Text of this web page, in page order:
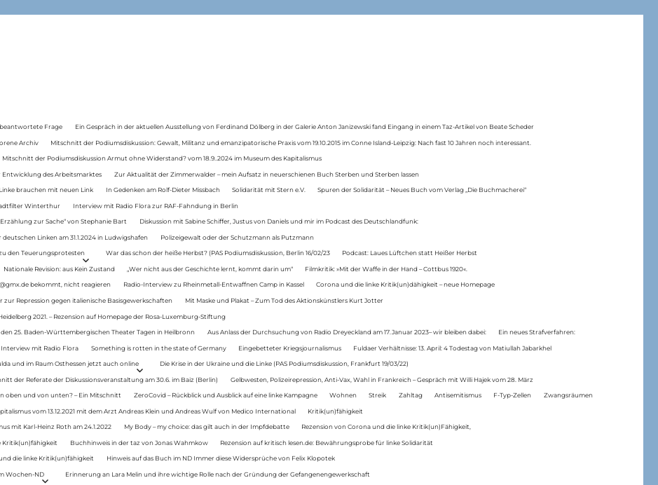
Frage Ein Gespräch in der aktuellen Ausstellung von Ferdinand Dölberg in der Galerie Anton Janizewski fand Eingang in einem Taz-Artikel von Beate Scheder
Archiv Mitschnitt der Podiumsdiskussion: Gewalt, Militanz und emanzipatorische Praxis vom 19.10.2015 im Conne Island-Leipzig: Nach fast 10 Jahren noch interessant.
Mitschnitt der Podiumsdiskussion Armut ohne Widerstand? vom 18.9..2024 im Museum des Kapitalismus
Entwicklung des Arbeitsmarktes Zur Aktualität der Zimmerwalder – mein Aufsatz in neuerschienen Buch Sterben und Sterben lassen
brauchen mit neuen Link In Gedenken am Rolf-Dieter Missbach Solidarität mit Stern e.V. Spuren der Solidarität – Neues Buch vom Verlag „Die Buchmacherei“
Winterthur Interview mit Radio Flora zur RAF-Fahndung in Berlin
zur Sache“ von Stephanie Bart Diskussion mit Sabine Schiffer, Justus von Daniels und mir im Podcast des Deutschlandfunk:
Linken am 31.1.2024 in Ludwigshafen Polizeigewalt oder der Schutzmann als Putzmann
den Teuerungsprotesten War das schon der heiße Herbst? (PAS Podiumsdiskussion, Berlin 16/02/23 Podcast: Laues Lüftchen statt Heißer Herbst
Nationale Revision: aus Kein Zustand „Wer nicht aus der Geschichte lernt, kommt darin um“ Filmkritik: »Mit der Waffe in der Hand – Cottbus 1920«.
bekommt, nicht reagieren Radio-Interview zu Rheinmetall-Entwaffnen Camp in Kassel Corona und die linke Kritik(un)dähigkeit – neue Homepage
Repression gegen italienische Basisgewerkschaften Mit Maske und Plakat – Zum Tod des Aktionskünstlers Kurt Jotter
2021. – Rezension auf Homepage der Rosa-Luxemburg-Stiftung
25. Baden-Württembergischen Theater Tagen in Heilbronn Aus Anlass der Durchsuchung von Radio Dreyeckland am 17.Januar 2023– wir bleiben dabei: Ein neues Strafverfahren:
mit Radio Flora Something is rotten in the state of Germany Eingebetteter Kriegsjournalismus Fuldaer Verhältnisse: 13. April: 4 Todestag von Matiul­lah Jabarkhel
und im Raum Osthessen jetzt auch online Die Krise in der Ukraine und die Linke (PAS Podiumsdiskussion, Frankfurt 19/03/22)
der Referate der Diskussionsveranstaltung am 30.6. im Baiz (Berlin) Gelbwesten, Polizeirepression, Anti-Vax, Wahl in Frankreich – Gespräch mit Willi Hajek vom 28. März
oben und von unten? – Ein Mitschnitt ZeroCovid – Rückblick und Ausblick auf eine linke Kampagne Wohnen Streik Zahltag Antisemitismus F-Typ-Zellen Zwangsräumen
vom 13.12.2021 mit dem Arzt Andreas Klein und Andreas Wulf von Medico International Kritik(un)fähigkeit
mit Karl-Heinz Roth am 24.1.2022 My Body – my choice: das gilt auch in der Impfdebatte Rezension von Corona und die linke Kritik(un)Fähigkeit,
Kritik(un)fähigkeit Buchhinweis in der taz von Jonas Wahmkow Rezension auf kritisch lesen.de: Bewährungsprobe für linke Solidarität
die linke Kritik(un)fähigkeit Hinweis auf das Buch im ND Immer diese Widersprüche von Felix Klopotek
Wochen-ND Erinnerung an Lara Melin und ihre wichtige Rolle nach der Gründung der Gefangenengewerkschaft